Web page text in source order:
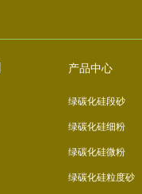
产品中心
绿碳化硅段砂
绿碳化硅细粉
绿碳化硅微粉
绿碳化硅粒度砂